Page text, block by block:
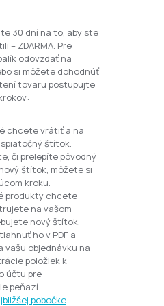
30 dní na to, aby ste
– ZDARMA. Pre
odovzdať na
si môžete dohodnúť
tovaru postupujte
chcete vrátiť a na
štítok.
či prelepíte pôvodný
štítok, môžete si
kroku.
produkty chcete
na vašom
nový štítok,
ho v PDF a
objednávku na
položiek k
účtu pre
peňazí.
pobočke